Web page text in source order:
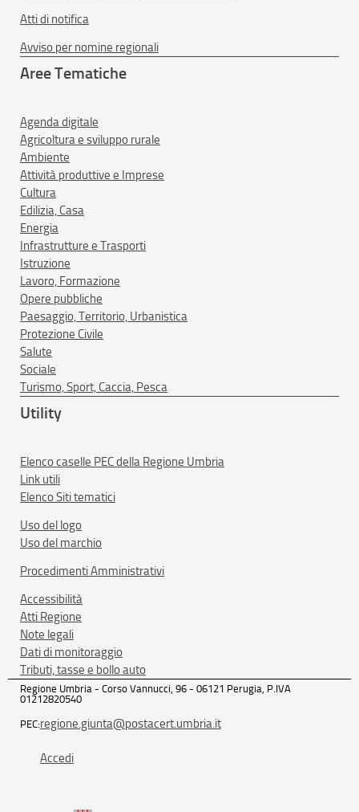
Atti di notifica
Avviso per nomine regionali
Aree Tematiche
Agenda digitale
Agricoltura e sviluppo rurale
Ambiente
Attività produttive e Imprese
Cultura
Edilizia, Casa
Energia
Infrastrutture e Trasporti
Istruzione
Lavoro, Formazione
Opere pubbliche
Paesaggio, Territorio, Urbanistica
Protezione Civile
Salute
Sociale
Turismo, Sport, Caccia, Pesca
Utility
Elenco caselle PEC della Regione Umbria
Link utili
Elenco Siti tematici
Uso del logo
Uso del marchio
Procedimenti Amministrativi
Accessibilità
Atti Regione
Note legali
Dati di monitoraggio
Tributi, tasse e bollo auto
Regione Umbria - Corso Vannucci, 96 - 06121 Perugia, P.IVA
01212820540
PEC:regione.giunta@postacert.umbria.it
Accedi